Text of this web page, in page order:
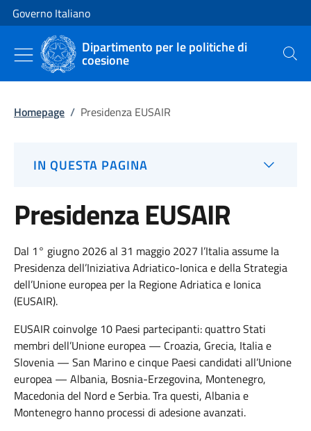
Vai al contenuto
Vai alla navigazione del sito
Governo Italiano
Dipartimento per le politiche di
coesione Cerca
Homepage / Presidenza EUSAIR
IN QUESTA PAGINA
Presidenza EUSAIR
Dal 1° giugno 2026 al 31 maggio 2027 l’Italia assume la
Presidenza dell’Iniziativa Adriatico-Ionica e della Strategia
dell’Unione europea per la Regione Adriatica e Ionica
(EUSAIR).
EUSAIR coinvolge 10 Paesi partecipanti: quattro Stati
membri dell’Unione europea — Croazia, Grecia, Italia e
Slovenia — San Marino e cinque Paesi candidati all’Unione
europea — Albania, Bosnia-Erzegovina, Montenegro,
Macedonia del Nord e Serbia. Tra questi, Albania e
Montenegro hanno processi di adesione avanzati.